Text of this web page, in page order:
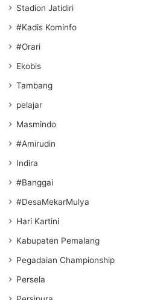
Stadion Jatidiri
#Kadis Kominfo
#Orari
Ekobis
Tambang
pelajar
Masmindo
#Amirudin
Indira
#Banggai
#DesaMekarMulya
Hari Kartini
Kabupaten Pemalang
Pegadaian Championship
Persela